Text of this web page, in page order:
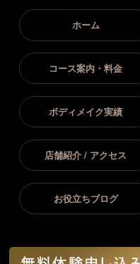
ホーム
コース案内・料金
ボディメイク実績
店舗紹介 / アクセス
お役立ちブログ